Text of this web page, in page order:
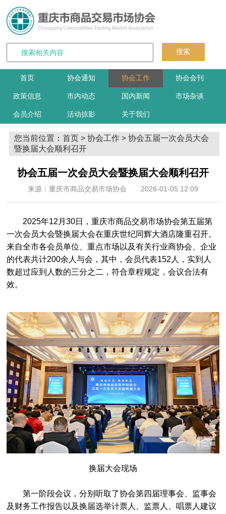
搜索
首页 协会通知 协会工作 协会会刊
政策信息 市内动态 国内新闻 市场杂谈
会员介绍 活动掠影 关于我们
您当前位置：首页 >协会工作 > 协会五届一次会员大会
暨换届大会顺利召开
协会五届一次会员大会暨换届大会顺利召开
来源： 重庆市商品交易市场协会 2026-01-05 12:09
2025年12月30日，重庆市商品交易市场协会第五届第
一次会员大会暨换届大会在重庆世纪同辉大酒店隆重召开。
来自全市各会员单位、重点市场以及有关行业商协会、企业
的代表共计200余人与会，其中，会员代表152人，实到人
数超过应到人数的三分之二，符合章程规定，会议合法有
效。
换届大会现场
第一阶段会议，分别听取了协会第四届理事会、监事会
及财务工作报告以及换届选举计票人、监票人、唱票人建议